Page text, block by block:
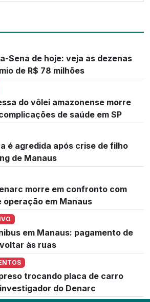
Sena de hoje: veja as dezenas
de R$ 78 milhões
do vôlei amazonense morre
de saúde em SP
é agredida após crise de filho
de Manaus
morre em confronto com
em Manaus
em Manaus: pagamento de
às ruas
trocando placa de carro
do Denarc